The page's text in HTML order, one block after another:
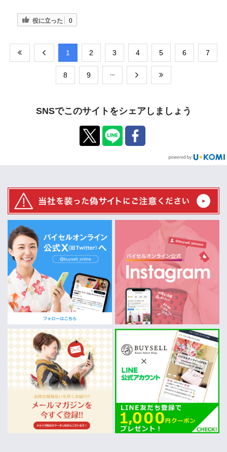
役に立った 0
​1 ​2 ​3 ​4 ​5 ​6 ​7
​8 ​9
SNSでこのサイトをシェアしましょう